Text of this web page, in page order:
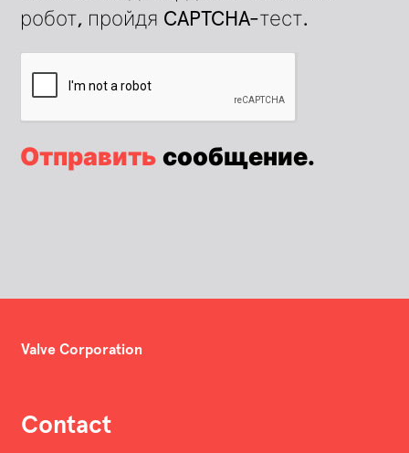
робот, пройдя CAPTCHA-тест.
Отправить сообщение.
Valve Corporation
Contact